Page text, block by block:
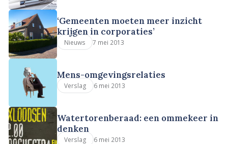
‘Gemeenten moeten meer inzicht
krijgen in corporaties’
Nieuws 7 mei 2013
Mens-omgevingsrelaties
Verslag 6 mei 2013
Watertorenberaad: een ommekeer in
denken
Verslag 6 mei 2013